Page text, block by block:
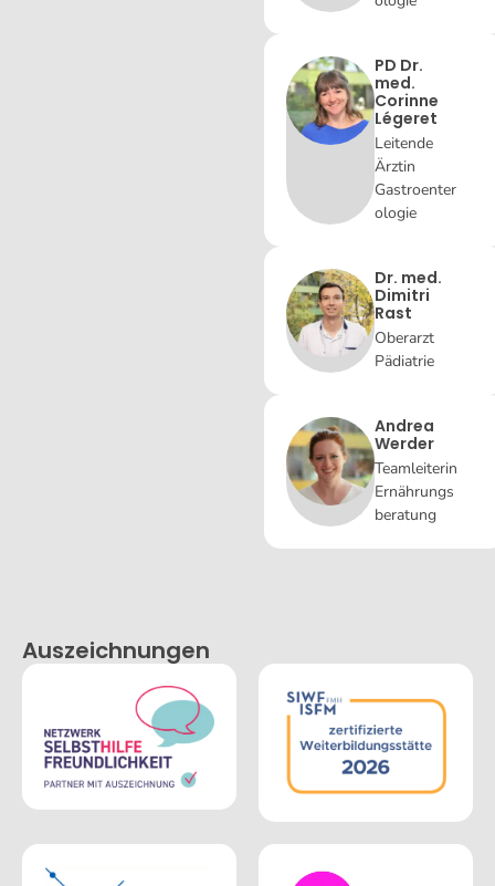
PD Dr.
med.
Corinne
Légeret
Leitende
Ärztin
Gastroenter
ologie
Dr. med.
Dimitri
Rast
Oberarzt
Pädiatrie
Andrea
Werder
Teamleiterin
Ernährungs
beratung
Auszeichnungen